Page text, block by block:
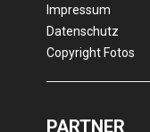
Impressum
Datenschutz
Copyright Fotos
PARTNER